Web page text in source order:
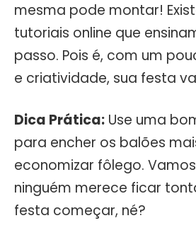
mesma pode montar!
tutoriais online que
passo. Pois é, com um
e criatividade, sua festa
Dica Prática: Use uma
para encher os balões
economizar fôlego.
ninguém merece ficar
festa começar, né?